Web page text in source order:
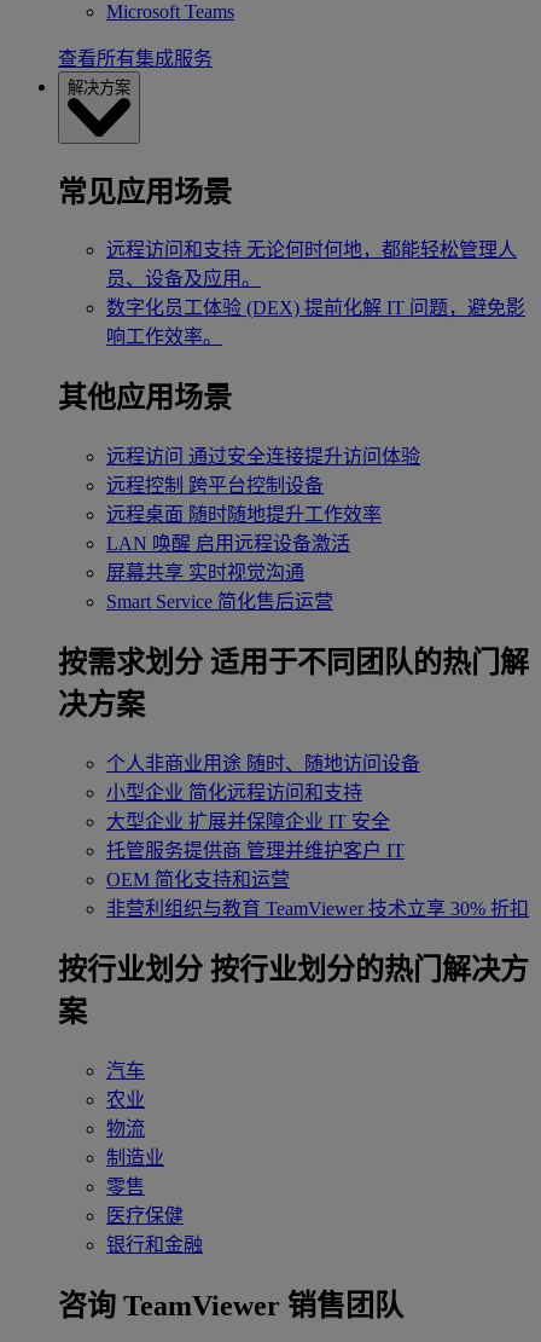
Microsoft Teams
查看所有集成服务
解决方案
常见应用场景
远程访问和支持 无论何时何地，都能轻松管理人
员、设备及应用。
数字化员工体验 (DEX) 提前化解 IT 问题，避免影
响工作效率。
其他应用场景
远程访问 通过安全连接提升访问体验
远程控制 跨平台控制设备
远程桌面 随时随地提升工作效率
LAN 唤醒 启用远程设备激活
屏幕共享 实时视觉沟通
Smart Service 简化售后运营
按需求划分 适用于不同团队的热门解
决方案
个人非商业用途 随时、随地访问设备
小型企业 简化远程访问和支持
大型企业 扩展并保障企业 IT 安全
托管服务提供商 管理并维护客户 IT
OEM 简化支持和运营
非营利组织与教育 TeamViewer 技术立享 30% 折扣
‌按行业划分 按行业划分的热门解决方
案
汽车
农业
物流
制造业
零售
医疗保健
银行和金融
咨询 TeamViewer 销售团队